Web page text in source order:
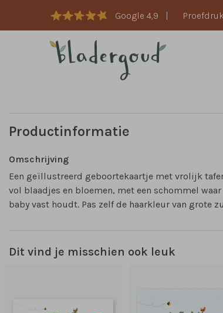
Google 4,9 |
Productinformatie
Omschrijving
Een geïllustreerd geboortekaartje met vrolijk
vol blaadjes en bloemen, met een schommel
baby vast houdt. Pas zelf de haarkleur van grote
Dit vind je misschien ook leuk